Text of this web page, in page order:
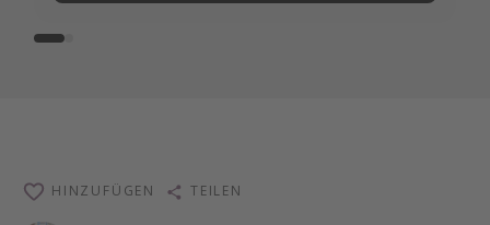
HINZUFÜGEN TEILEN